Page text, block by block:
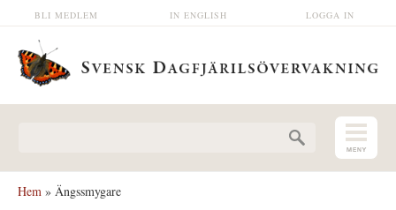
Hoppa till huvudinnehåll LOGGA IN
IN ENGLISH
BLI MEDLEM
Hem » Ängssmygare